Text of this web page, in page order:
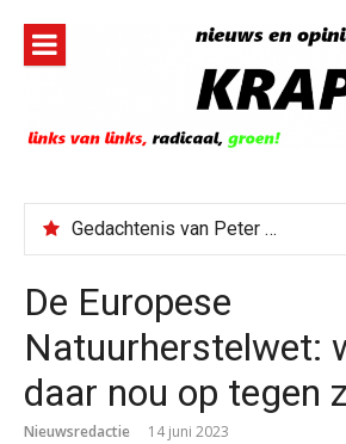
inhoud
Gedachtenis van Peter Faber
De Europese
Natuurherstelwet:
daar nou op tegen
Nieuwsredactie 14 juni 2023